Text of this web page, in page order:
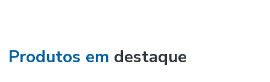
Produtos em destaque